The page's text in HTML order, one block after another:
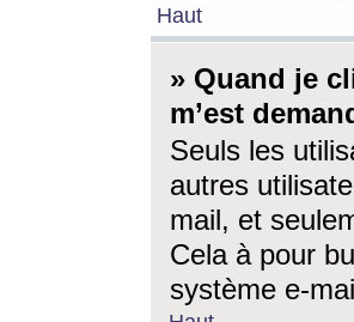
Haut
» Quand je
m’est
Seuls les
autres
mail, et
Cela à pour
système e-